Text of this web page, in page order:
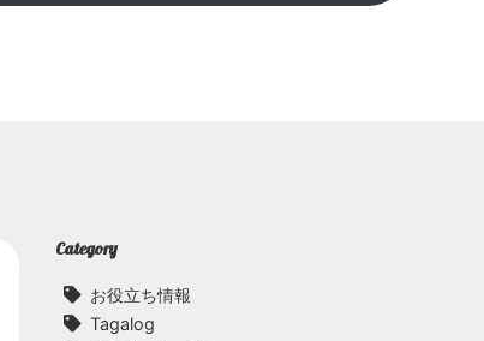
Category
お役立ち情報
Tagalog